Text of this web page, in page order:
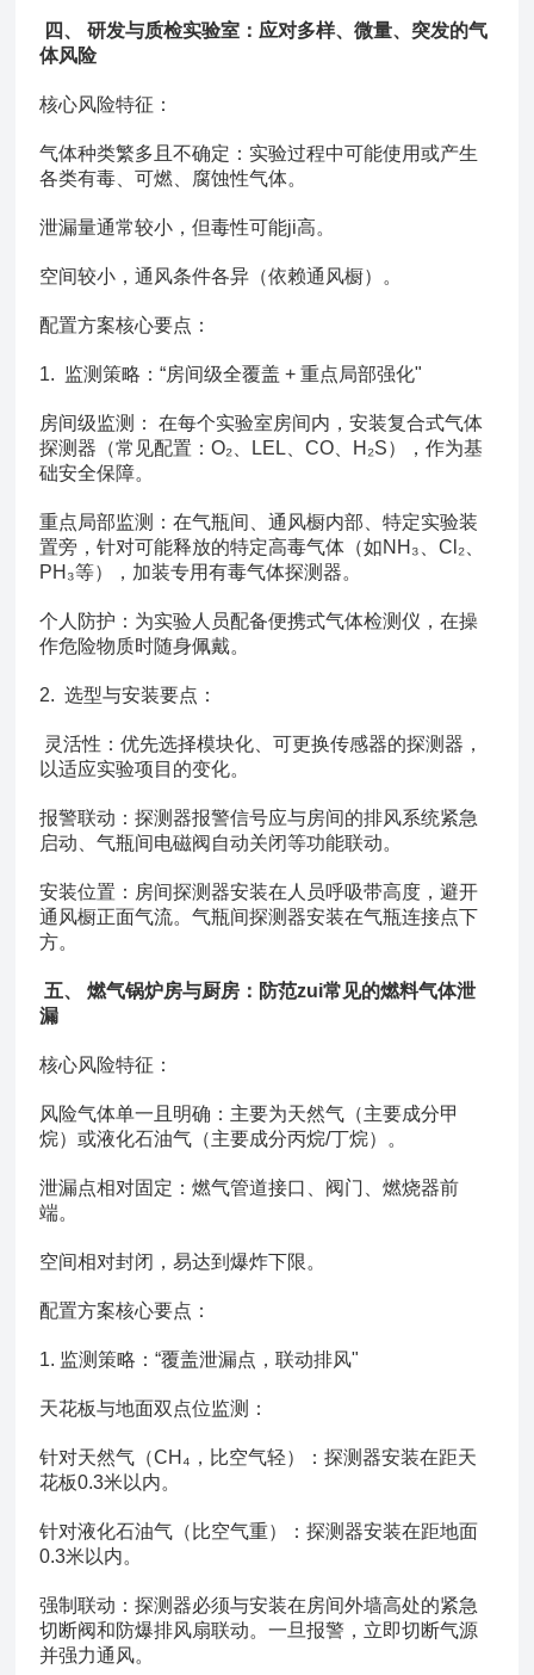
四、 研发与质检实验室：应对多样、微量、突发的气
体风险
核心风险特征：
气体种类繁多且不确定：实验过程中可能使用或产生
各类有毒、可燃、腐蚀性气体。
泄漏量通常较小，但毒性可能ji高。
空间较小，通风条件各异（依赖通风橱）。
配置方案核心要点：
1. 监测策略：“房间级全覆盖 + 重点局部强化"
房间级监测： 在每个实验室房间内，安装复合式气体
探测器（常见配置：O₂、LEL、CO、H₂S），作为基
础安全保障。
重点局部监测：在气瓶间、通风橱内部、特定实验装
置旁，针对可能释放的特定高毒气体（如NH₃、Cl₂、
PH₃等），加装专用有毒气体探测器。
个人防护：为实验人员配备便携式气体检测仪，在操
作危险物质时随身佩戴。
2. 选型与安装要点：
灵活性：优先选择模块化、可更换传感器的探测器，
以适应实验项目的变化。
报警联动：探测器报警信号应与房间的排风系统紧急
启动、气瓶间电磁阀自动关闭等功能联动。
安装位置：房间探测器安装在人员呼吸带高度，避开
通风橱正面气流。气瓶间探测器安装在气瓶连接点下
方。
五、 燃气锅炉房与厨房：防范zui常 见的燃料气体泄
漏
核心风险特征：
风险气体单一且明确：主要为天然气（主要成分甲
烷）或液化石油气（主要成分丙烷/丁烷）。
泄漏点相对固定：燃气管道接口、阀门、燃烧器前
端。
空间相对封闭，易达到爆炸下限。
配置方案核心要点：
1. 监测策略：“覆盖泄漏点，联动排风"
天花板与地面双点位监测：
针对天然气（CH₄，比空气轻）：探测器安装在距天
花板0.3米以内。
针对液化石油气（比空气重）：探测器安装在距地面
0.3米以内。
强制联动：探测器必须与安装在房间外墙高处的紧急
切断阀和防爆排风扇联动。一旦报警，立即切断气源
并强力通风。